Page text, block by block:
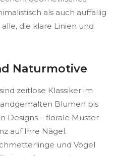
als auch auffällig
die klare Linien und
Naturmotive
zeitlose Klassiker im
Blumen bis
Designs – florale Muster
auf Ihre Nägel.
und Vögel